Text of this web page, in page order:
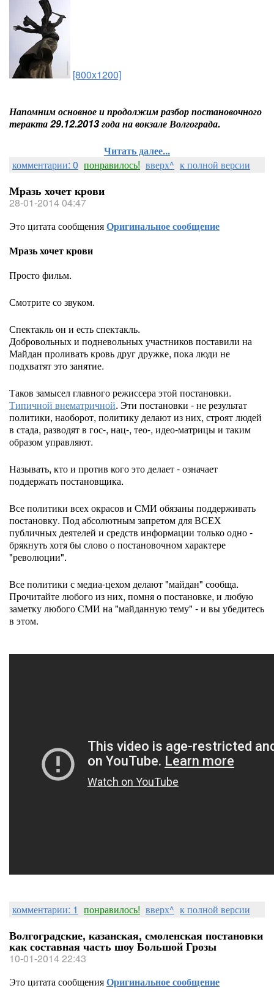
[800x1200]
Напомним основное и продолжим разбор постановочного
теракта 29.12.2013 года на вокзале Волгограда.
Читать далее...
комментарии: 0 понравилось! вверх^ к полной версии
Мразь хочет крови
28-01-2014 04:47
Это цитата сообщенияОригинальное сообщение
Мразь хочет крови
Просто фильм.
Смотрите со звуком.
Спектакль он и есть спектакль.
Добровольных и подневольных участников поставили на
Майдан проливать кровь друг дружке, пока люди не
подхватят это занятие.
Таков замысел главного режиссера этой постановки.
Типичной внематричной. Эти постановки - не результат
политики, наоборот, политику делают из них, строят людей
в стада, разводят в гос-, нац-, тео-, идео-матрицы и таким
образом управляют.
Называть, кто и против кого это делает - означает
поддержать постановщика.
Все политики всех окрасов и СМИ обязаны поддерживать
постановку. Под абсолютным запретом для ВСЕХ
публичных деятелей и средств информации только одно -
брякнуть хотя бы слово о постановочном характере
"революции".
Все политики с медиа-цехом делают "майдан" сообща.
Прочитайте любого из них, помня о постановке, и любую
заметку любого СМИ на "майданную тему" - и вы убедитесь
в этом.
комментарии: 1 понравилось! вверх^ к полной версии
Волгоградские, казанская, смоленская постановки
как составная часть шоу Большой Грозы
10-01-2014 22:43
Это цитата сообщенияОригинальное сообщение